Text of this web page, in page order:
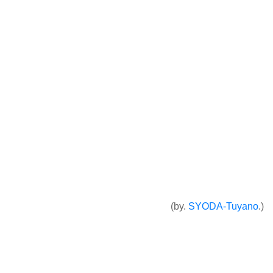
(by. SYODA-Tuyano.)